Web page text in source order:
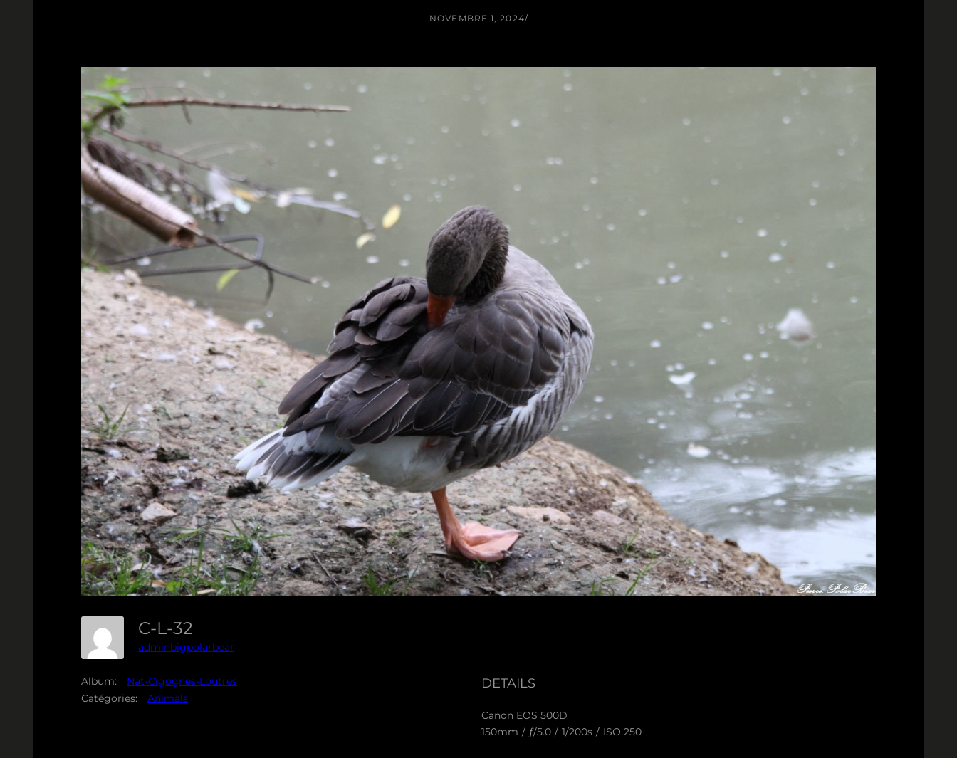
NOVEMBRE 1, 2024/
C-L-32
adminbigpolarbear
Album:
Nat-Cigognes-Loutres
Catégories:
Animals
DETAILS
Canon EOS 500D
150mm / ƒ/5.0 / 1/200s / ISO 250